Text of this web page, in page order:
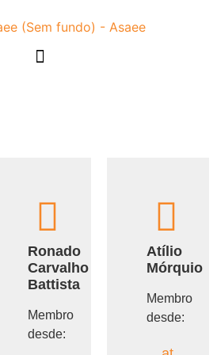
Ronado
Carvalho
Battista
Membro
desde:
Atílio
Mórquio
Membro
desde: